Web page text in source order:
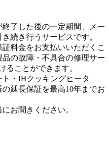
了した後の一定期間、メー
続き行うサービスです。
料金をお支払いいただくこ
の故障・不具合の修理サー
ることができます。
・IHクッキングヒータ
延長保証を最高10年までお
お聞きください。